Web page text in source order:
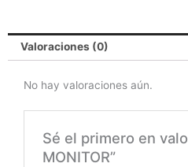
Valoraciones (0)
No hay valoraciones aún.
Sé el primero en
MONITOR”